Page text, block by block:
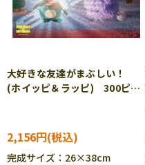
大好きな友達がまぶしい！
(ホイッピ＆ラッピ) 300ピー
2,156円
完成サイズ：26×38cm